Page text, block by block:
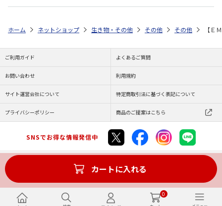
0
カートに入れる
ホーム ネットショップ 生き物・その他 その他 その他 【Ｅ
ご利用ガイド よくあるご質問
お問い合わせ 利用規約
サイト運営会社について 特定商取引法に基づく表記について
プライバシーポリシー 商品のご提案はこちら
SNSでお得な情報発信中